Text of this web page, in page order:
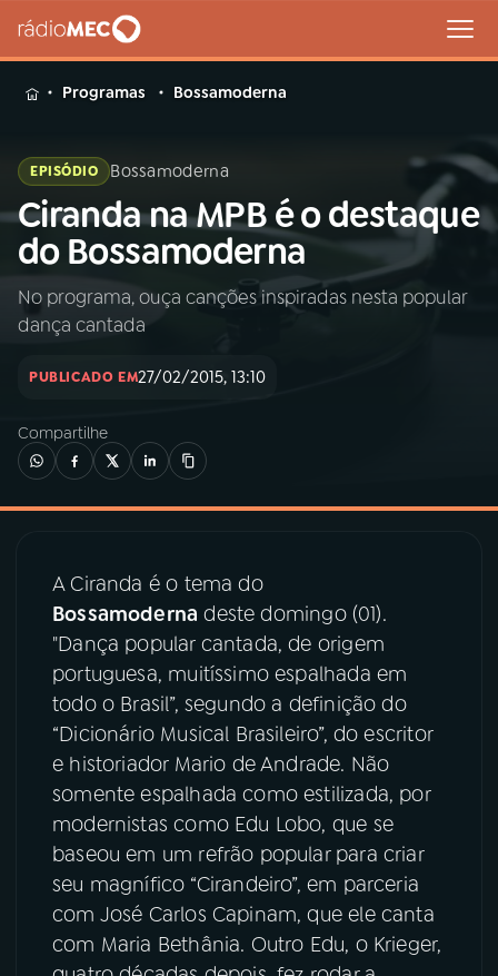
MENU
Buscar
na
Rádio
MEC
Buscar
Início
02A RÁDIO
04PROGRAMAS
05PODCASTS
06VIDEOCASTS
ÚLTIMAS
08PRÊMIO RÁDIO MEC
Programas Bossamoderna
EPISÓDIO Bossamoderna
Ciranda na MPB é o destaque
do Bossamoderna
No programa, ouça canções inspiradas nesta popular
dança cantada
PUBLICADO EM27/02/2015, 13:10
Compartilhe
A Ciranda é o tema do
Bossamoderna deste domingo (01).
"Dança popular cantada, de origem
portuguesa, muitíssimo espalhada em
todo o Brasil”, segundo a definição do
“Dicionário Musical Brasileiro”, do escritor
e historiador Mario de Andrade. Não
somente espalhada como estilizada, por
modernistas como Edu Lobo, que se
baseou em um refrão popular para criar
seu magnífico “Cirandeiro”, em parceria
com José Carlos Capinam, que ele canta
com Maria Bethânia. Outro Edu, o Krieger,